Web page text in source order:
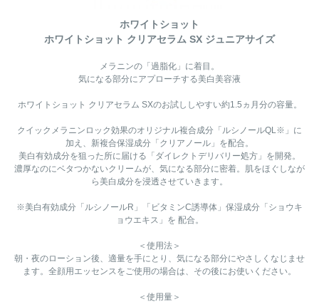
ホワイトショット
ホワイトショット クリアセラム SX ジュニアサイズ
メラニンの「過脂化」に着目。
気になる部分にアプローチする美白美容液
ホワイトショット クリアセラム SXのお試ししやすい約1.5ヵ月分の容量。
クイックメラニンロック効果のオリジナル複合成分「ルシノールQL※」に
加え、新複合保湿成分「クリアノール」を配合。
美白有効成分を狙った所に届ける「ダイレクトデリバリー処方」を開発。
濃厚なのにベタつかないクリームが、気になる部分に密着。肌をほぐしなが
ら美白成分を浸透させていきます。
※美白有効成分「ルシノールR」「ビタミンC誘導体」保湿成分「ショウキ
ョウエキス」を 配合。
＜使用法＞
朝・夜のローション後、適量を手にとり、気になる部分にやさしくなじませ
ます。全顔用エッセンスをご使用の場合は、その後にお使いください。
＜使用量＞